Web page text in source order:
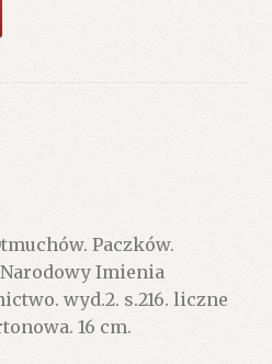
Paczków.
Narodowy Imienia
wyd.2. s.216. liczne
16 cm.